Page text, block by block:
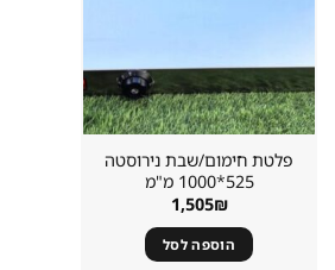
פלטת חימום/שבת נירוסטה
525*1000 מ"מ
1,505₪
הוספה לסל